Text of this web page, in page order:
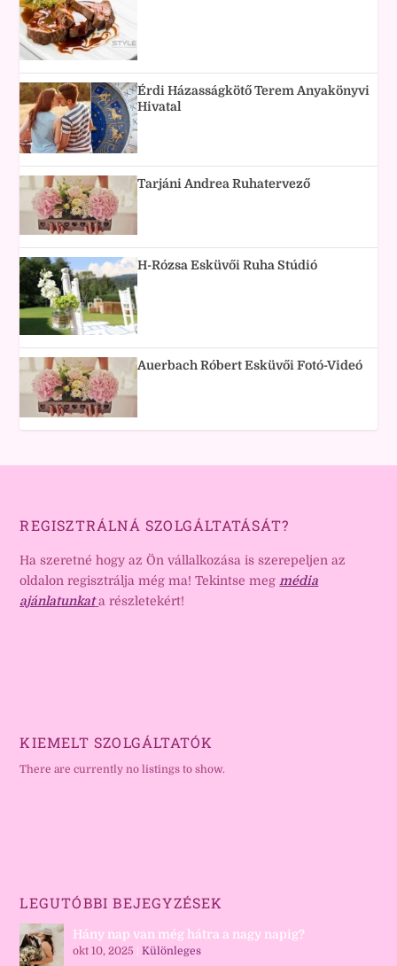
Érdi Házasságkötő Terem Anyakönyvi
Hivatal
Tarjáni Andrea Ruhatervező
H-Rózsa Esküvői Ruha Stúdió
Auerbach Róbert Esküvői Fotó-Videó
REGISZTRÁLNÁ SZOLGÁLTATÁSÁT?
Ha szeretné hogy az Ön vállalkozása is szerepeljen az
oldalon regisztrálja még ma! Tekintse meg média
ajánlatunkat a részletekért!
KIEMELT SZOLGÁLTATÓK
There are currently no listings to show.
LEGUTÓBBI BEJEGYZÉSEK
Hány nap van még hátra a nagy napig?
okt 10, 2025 |Különleges